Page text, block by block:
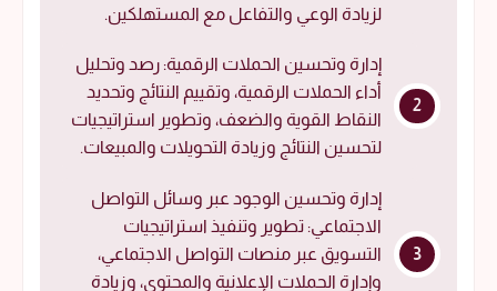
لزيادة الوعي والتفاعل مع المستهلكين.
إدارة وتحسين الحملات الرقمية: رصد وتحليل
أداء الحملات الرقمية، وتقييم النتائج وتحديد
النقاط القوية والضعف، وتطوير استراتيجيات
لتحسين النتائج وزيادة التحويلات والمبيعات.
إدارة وتحسين الوجود عبر وسائل التواصل
الاجتماعي: تطوير وتنفيذ استراتيجيات
التسويق عبر منصات التواصل الاجتماعي،
وإدارة الحملات الإعلانية والمحتوى، وزيادة